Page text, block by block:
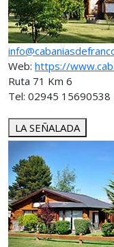
Web: https://
Ruta 71 Km 6
Tel: 02945 15690538
LA SEÑALADA